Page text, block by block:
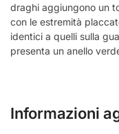
draghi aggiungono un
con le estremità
identici a quelli sulla
presenta un anello
Informazioni